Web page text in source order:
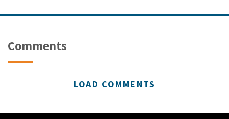
Comments
LOAD COMMENTS